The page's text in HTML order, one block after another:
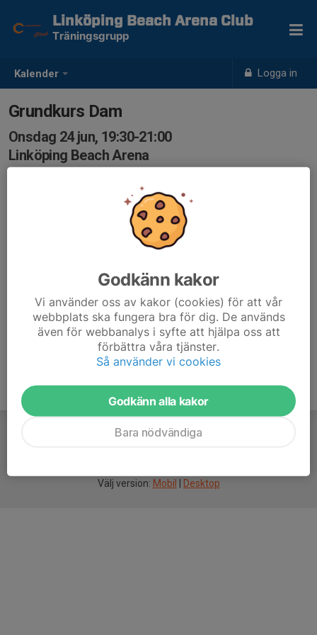
Kalender Logga in
Linköping Beach Arena Club
Träningsgrupp
Grundkurs Dam
Onsdag 24 jun, 19:30-21:00
Linköping Beach Arena
Välj version: Mobil Desktop
Godkänn kakor
Vi använder oss av kakor (cookies) för att vår
webbplats ska fungera bra för dig. De används
även för webbanalys i syfte att hjälpa oss att
förbättra våra tjänster.
Så använder vi cookies
Godkänn alla kakor
Bara nödvändiga